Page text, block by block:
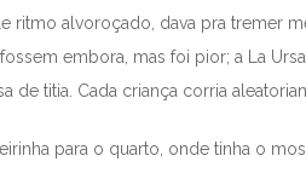
ritmo alvoroçado, dava pra tremer
embora, mas foi pior; a La
de titia. Cada criança corria
para o quarto, onde tinha o